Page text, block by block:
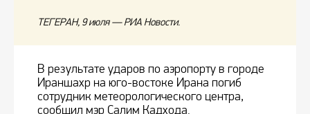
ТЕГЕРАН, 9 июля — РИА Новости.
В результате ударов по аэропорту в городе
Ираншахр на юго-востоке Ирана погиб
сотрудник метеорологического центра,
сообщил мэр Салим Кадхода.